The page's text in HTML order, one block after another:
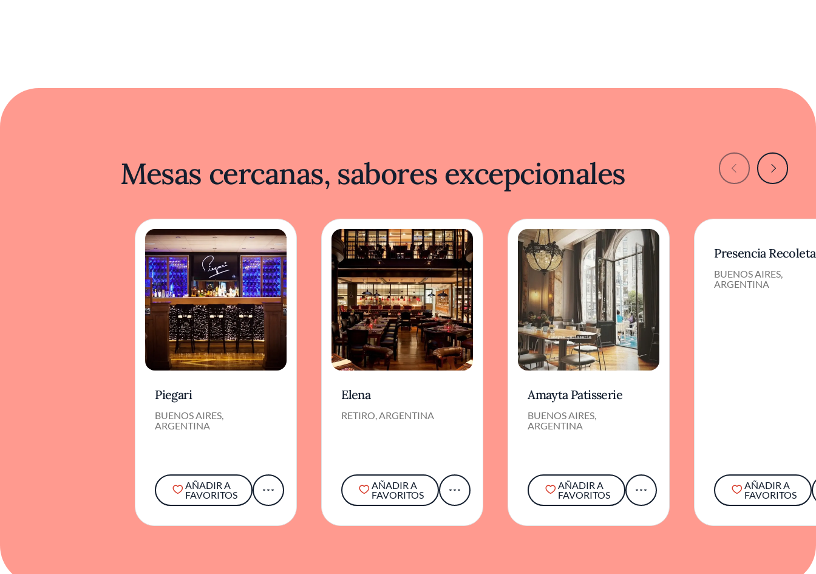
Mesas cercanas, sabores excepcionales
Piegari
BUENOS AIRES,
ARGENTINA
AÑADIR A
FAVORITOS
Elena
RETIRO, ARGENTINA
AÑADIR A
FAVORITOS
Amayta Patisserie
BUENOS AIRES,
ARGENTINA
AÑADIR A
FAVORITOS
Presencia Recoleta
BUENOS AIRES,
ARGENTINA
AÑADIR A
FAVORITOS